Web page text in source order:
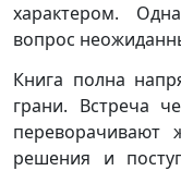
характером.
вопрос
Книга полна
грани. Встреча
решения и